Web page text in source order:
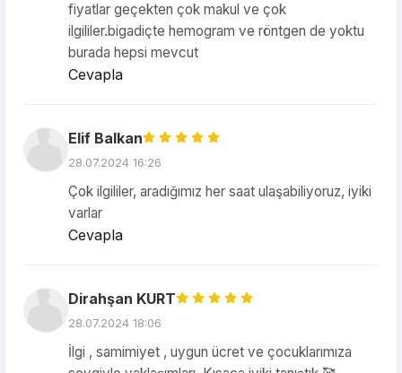
fiyatlar geçekten çok makul ve çok
ilgililer.bigadiçte hemogram ve röntgen de yoktu
burada hepsi mevcut
Cevapla
Elif Balkan
28.07.2024 16:26
Çok ilgililer, aradığımız her saat ulaşabiliyoruz, iyiki
varlar
Cevapla
Dirahşan KURT
28.07.2024 18:06
İlgi , samimiyet , uygun ücret ve çocuklarımıza